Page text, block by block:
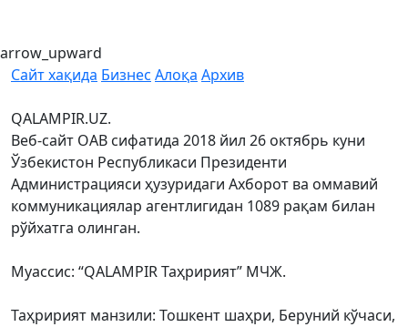
arrow_upward
Сайт хақида Бизнес Алоқа Архив
QALAMPIR.UZ.
Веб-сайт ОАВ сифатида 2018 йил 26 октябрь куни
Ўзбекистон Республикаси Президенти
Администрацияси ҳузуридаги Ахборот ва оммавий
коммуникациялар агентлигидан 1089 рақам билан
рўйхатга олинган.
Муассис: “QALAMPIR Таҳририят” МЧЖ.
Таҳририят манзили: Тошкент шаҳри, Беруний кўчаси,